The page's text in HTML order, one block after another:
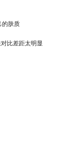
的肤质